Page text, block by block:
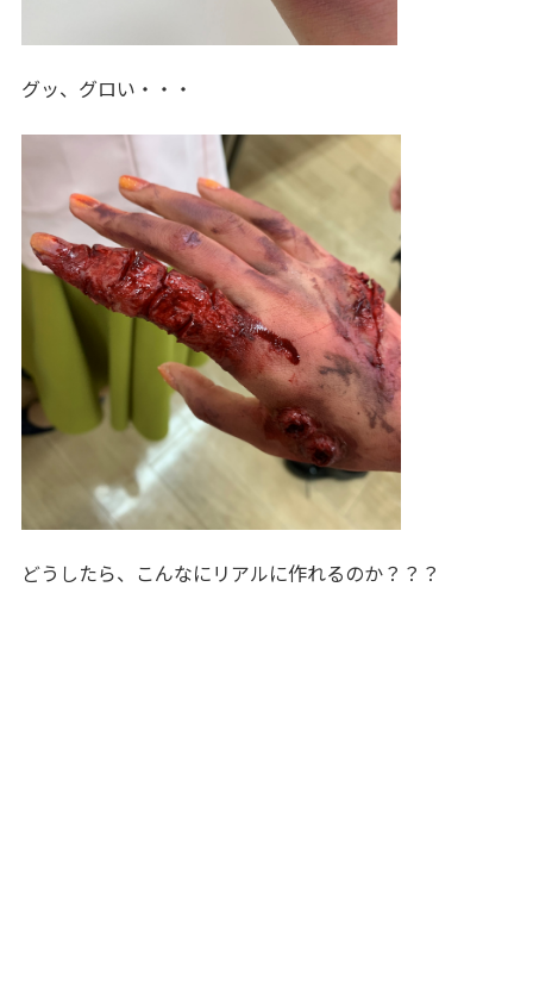
グッ、グロい・・・
どうしたら、こんなにリアルに作れるのか？？？